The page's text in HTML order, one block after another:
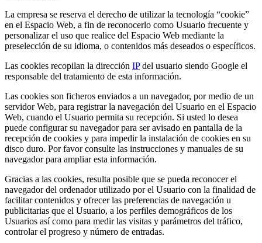
La empresa se reserva el derecho de utilizar la tecnología “cookie”
en el Espacio Web, a fin de reconocerlo como Usuario frecuente y
personalizar el uso que realice del Espacio Web mediante la
preselección de su idioma, o contenidos más deseados o específicos.
Las cookies recopilan la dirección IPdel usuario siendo Google el
responsable del tratamiento de esta información.
Las cookies son ficheros enviados a un navegador, por medio de un
servidor Web, para registrar la navegación del Usuario en el Espacio
Web, cuando el Usuario permita su recepción. Si usted lo desea
puede configurar su navegador para ser avisado en pantalla de la
recepción de cookies y para impedir la instalación de cookies en su
disco duro. Por favor consulte las instrucciones y manuales de su
navegador para ampliar esta información.
Gracias a las cookies, resulta posible que se pueda reconocer el
navegador del ordenador utilizado por el Usuario con la finalidad de
facilitar contenidos y ofrecer las preferencias de navegación u
publicitarias que el Usuario, a los perfiles demográficos de los
Usuarios así como para medir las visitas y parámetros del tráfico,
controlar el progreso y número de entradas.